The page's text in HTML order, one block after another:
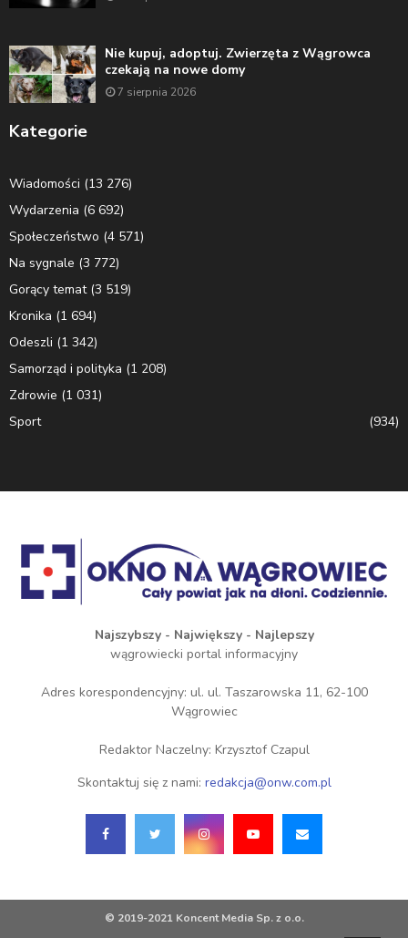
Nie kupuj, adoptuj. Zwierzęta z Wągrowca
czekają na nowe domy
7 sierpnia 2026
Kategorie
Wiadomości (13 276)
Wydarzenia (6 692)
Społeczeństwo (4 571)
Na sygnale (3 772)
Gorący temat(3 519)
Kronika (1 694)
Odeszli (1 342)
Samorząd i polityka (1 208)
Zdrowie (1 031)
Sport
(934)
Najszybszy - Największy - Najlepszy
wągrowiecki portal informacyjny
Adres korespondencyjny: ul. ul. Taszarowska 11, 62-100
Wągrowiec
Redaktor Naczelny: Krzysztof Czapul
Skontaktuj się z nami: redakcja@onw.com.pl
© 2019-2021 Koncent Media Sp. z o.o.